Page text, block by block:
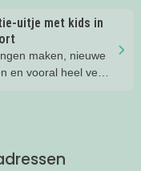
uitje met kids in
maken, nieuwe
en vooral heel veel
leuke zomertips!.